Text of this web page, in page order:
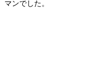
マンでした。